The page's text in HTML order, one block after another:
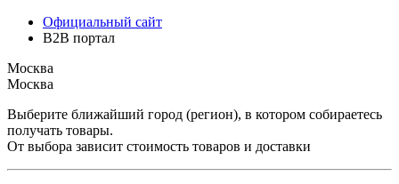
Официальный сайт
B2B портал
Москва
Москва
Выберите ближайший город (регион), в котором собираетесь
получать товары.
От выбора зависит стоимость товаров и доставки